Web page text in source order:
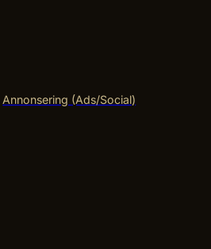
Annonsering (Ads/Social)